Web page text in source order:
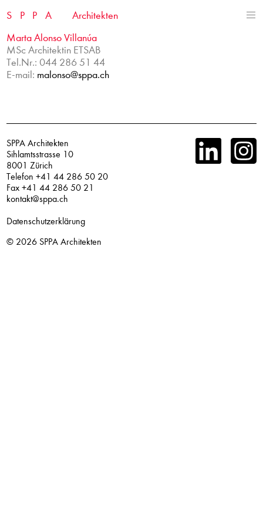
SPPA
Architekten
Marta Alonso Villanúa
MSc Architektin ETSAB
Tel.Nr.: 044 286 51 44
E-mail: malonso@sppa.ch
SPPA Architekten
Sihlamtsstrasse 10
8001 Zürich
Telefon +41 44 286 50 20
Fax +41 44 286 50 21
kontakt@sppa.ch
Datenschutzerklärung
© 2026 SPPA Architekten